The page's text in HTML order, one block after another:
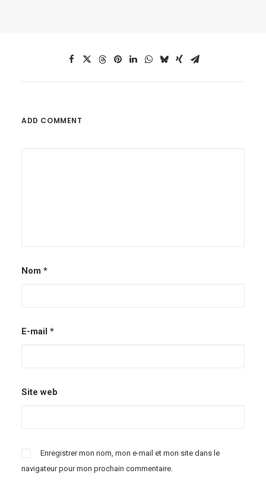
ADD COMMENT
Nom *
E-mail *
Site web
Enregistrer mon nom, mon e-mail et mon site dans le
navigateur pour mon prochain commentaire.